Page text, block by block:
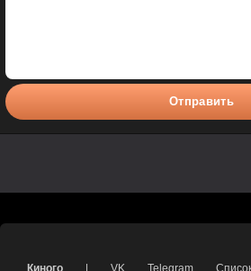
Отправить
Киного VK Telegram